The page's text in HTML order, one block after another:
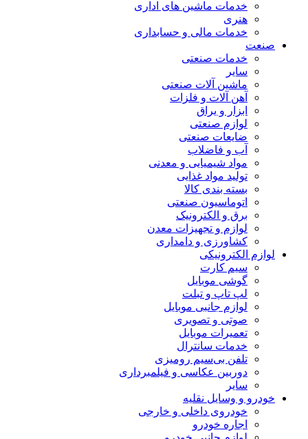
خدمات ماشین های اداری
هنری
خدمات مالی و حسابداری
صنعت
خدمات صنعتی
سایر
ماشین آلات صنعتی
آهن آلات و فلزات
ابزار و یراق
لوازم صنعتی
ضایعات صنعتی
آب و فاضلاب
مواد شیمیایی و معدنی
تولید مواد غذایی
بسته بندی کالا
اتوماسیون صنعتی
برق و الکترونیک
لوازم و تجهیزات معدن
کشاورزی و دامداری
لوازم الکترونیکی
سیم کارت
گوشی موبایل
لپ تاپ و تبلت
لوازم جانبی موبایل
صوتی و تصویری
تعمیرات موبایل
خدمات سانترال
تلفن بی‌سیم رومیزی
دوربین عکاسی و فیلمبرداری
سایر
خودرو و وسایل نقلیه
خودروی داخلی و خارجی
اجاره خودرو